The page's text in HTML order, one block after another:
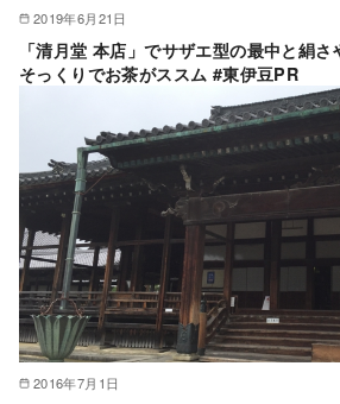
2019年6月21日
「清月堂 本店」でサザエ型の最中と絹
そっくりでお茶がススム #東伊豆PR
2016年7月1日